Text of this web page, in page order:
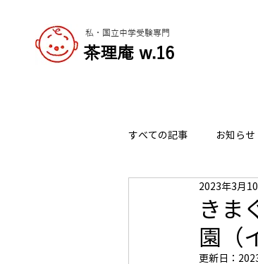
私・国立中学受験専門
​茶理庵 w.16
すべての記事 お知らせ
志望校の選び方
きま
園（
2023年3月10
更新日：